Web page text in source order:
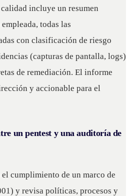
incluye un resumen
todas las
con clasificación de riesgo
(capturas de pantalla, logs)
de remediación. El informe
y accionable para el
un pentest y una auditoría de
cumplimiento de un marco de
y revisa políticas, procesos y